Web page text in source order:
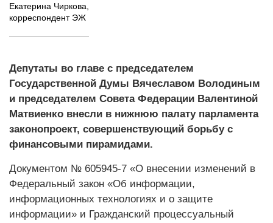
Екатерина Чиркова
корреспондент ЭЖ
Депутаты во главе с председателем
Государственной Думы Вячеславом Володиным
и председателем Совета Федерации Валентиной
Матвиенко внесли в нижнюю палату парламента
законопроект, совершенствующий борьбу с
финансовыми пирамидами.
Документом № 605945-7 «О внесении изменений в
Федеральный закон «Об информации,
информационных технологиях и о защите
информации» и Гражданский процессуальный